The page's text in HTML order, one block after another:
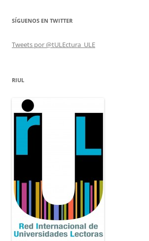
SÍGUENOS EN TWITTER
Tweets por @tULEctura_ULE
RIUL